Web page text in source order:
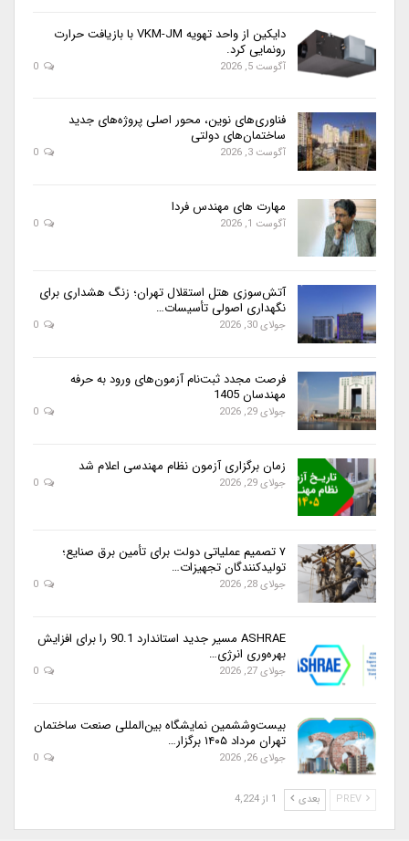
دایکین از واحد تهویه VKM-JM با بازیافت حرارت
رونمایی کرد.
آگوست 5, 2026
فناوری‌های نوین، محور اصلی پروژه‌های جدید
ساختمان‌های دولتی
آگوست 3, 2026
مهارت های مهندس فردا
آگوست 1, 2026
آتش‌سوزی هتل استقلال تهران؛ زنگ هشداری برای
نگهداری اصولی تأسیسات…
جولای 30, 2026
فرصت مجدد ثبت‌نام آزمون‌های ورود به حرفه
مهندسان 1405
جولای 29, 2026
زمان برگزاری آزمون نظام مهندسی اعلام شد
جولای 29, 2026
۷ تصمیم عملیاتی دولت برای تأمین برق صنایع؛
تولیدکنندگان تجهیزات…
جولای 28, 2026
ASHRAE مسیر جدید استاندارد 90.1 را برای افزایش
بهره‌وری انرژی…
جولای 27, 2026
بیست‌وششمین نمایشگاه بین‌المللی صنعت ساختمان
تهران مرداد ۱۴۰۵ برگزار…
جولای 26, 2026
بعدی 1 از 4,224